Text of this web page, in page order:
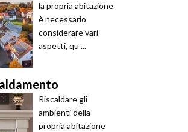
la propria abitazione
è necessario
considerare vari
aspetti, qu ...
Riscaldare gli
ambienti della
propria abitazione